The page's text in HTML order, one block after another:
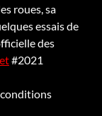
roues, sa
essais de
des
#2021